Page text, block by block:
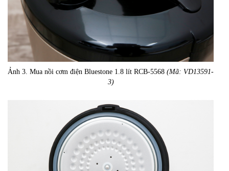
Ảnh 3. Mua nồi cơm điện Bluestone 1.8 lít RCB-5568 (Mã: VD13591-
3)